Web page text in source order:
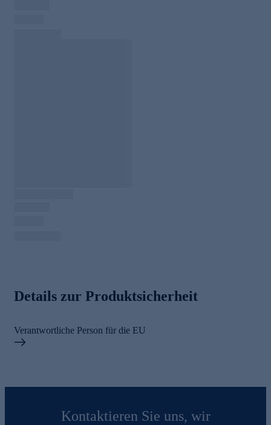
Details zur Produktsicherheit
Verantwortliche Person für die EU
Kontaktieren Sie uns, wir